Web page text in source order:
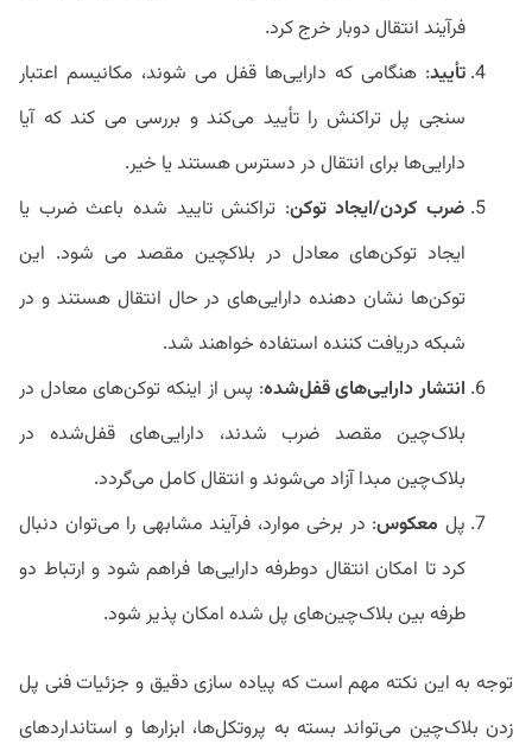
فرآیند انتقال دوبار خرج کرد.
تأیید: هنگامی که دارایی‌ها قفل می شوند، مکانیسم اعتبار
سنجی پل تراکنش را تأیید می‌کند و بررسی می کند که آیا
دارایی‌ها برای انتقال در دسترس هستند یا خیر.
ضرب کردن/ایجاد توکن: تراکنش تایید شده باعث ضرب یا
ایجاد توکن‌های معادل در بلاکچین مقصد می شود. این
توکن‌ها نشان دهنده دارایی‌های در حال انتقال هستند و در
شبکه دریافت کننده استفاده خواهند شد.
انتشار دارایی‌های قفل‌شده: پس از اینکه توکن‌های معادل در
بلاک‌چین مقصد ضرب شدند، دارایی‌های قفل‌شده در
بلاک‌چین مبدا آزاد می‌شوند و انتقال کامل می‌گردد.
پلمعکوس: در برخی موارد، فرآیند مشابهی را می‌توان دنبال
کرد تا امکان انتقال دوطرفه دارایی‌ها فراهم شود و ارتباط دو
طرفه بین بلاک‌چین‌های پل شده امکان پذیر شود.
توجه به این نکته مهم است که پیاده سازی دقیق و جزئیات فنی پل
زدن بلاک‌چین می‌تواند بسته به پروتکل‌ها، ابزارها و استانداردهای